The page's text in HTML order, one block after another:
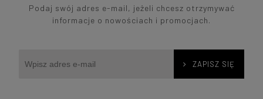
Podaj swój adres e-mail, jeżeli chcesz otrzymywać
informacje o nowościach i promocjach.
ZAPISZ SIĘ